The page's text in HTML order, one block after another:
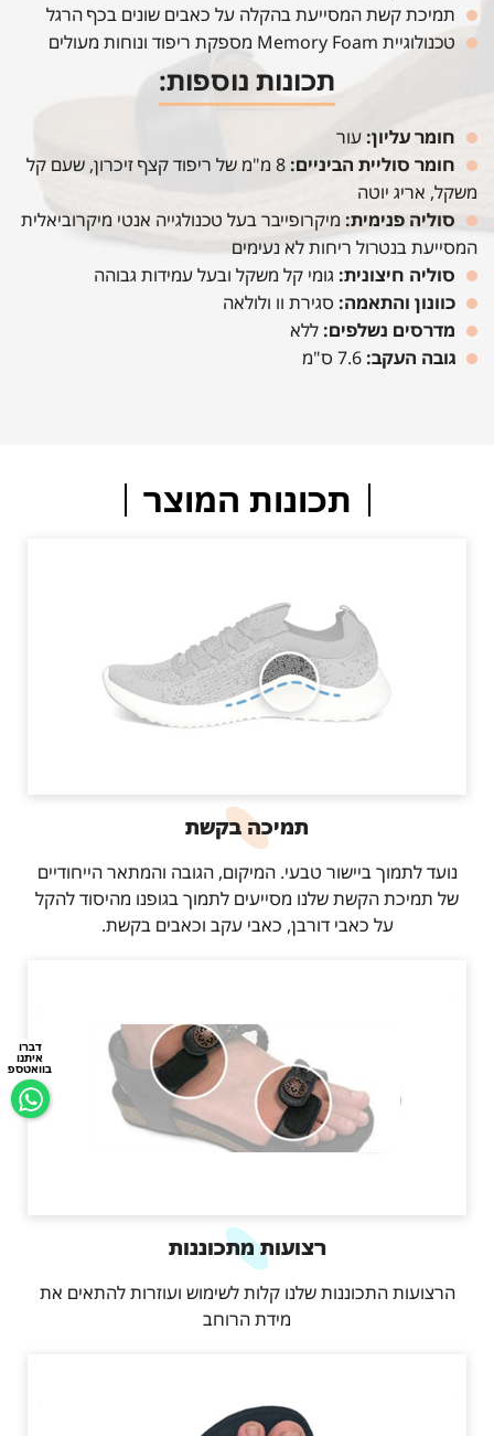
דברו
איתנו
בוואטספ
תמיכת קשת המסייעת בהקלה על כאבים שונים בכף הרגל
טכנולוגיית Memory Foam מספקת ריפוד ונוחות מעולים
תכונות נוספות:
חומר עליון: עור
חומר סוליית הביניים:
8 מ"מ של ריפוד קצף זיכרון, שעם קל
משקל, אריג יוטה
סוליה פנימית: מיקרופייבר בעל טכנולגייה אנטי מיקרוביאלית
המסייעת בנטרול ריחות לא נעימים
סוליה חיצונית: גומי קל משקל ובעל עמידות גבוהה
כוונון והתאמה: סגירת וו ולולאה
מדרסים נשלפים: ללא
גובה העקב:
תכונות המוצר
תמיכה בקשת
נועד לתמוך ביישור טבעי. המיקום, הגובה והמתאר הייחודיים
של תמיכת הקשת שלנו מסייעים לתמוך בגופנו מהיסוד להקל
על כאבי דורבן, כאבי עקב וכאבים בקשת.
רצועות מתכוננות
הרצועות התכוננות שלנו קלות לשימוש ועוזרות להתאים את
מידת הרוחב